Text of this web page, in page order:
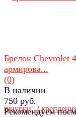
Брелок Chevrolet
армирова...
(0)
В наличии
750 руб.
Рекомендуем